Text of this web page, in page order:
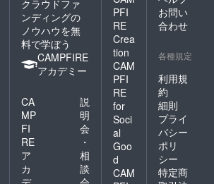
クラウドファ
ンディングの
ノウハウを無
料で学ぼう
CAMPFIRE
アカデミー
CA
MP
FI
RE
ア
カ
説
明
会
・
相
談
PFI
RE
Crea
tion
CAM
PFI
RE
for
Soci
al
Goo
d
CAM
お問い
合わせ
各種規定
利用規
約
細則
プライ
バシー
ポリ
シー
特定商